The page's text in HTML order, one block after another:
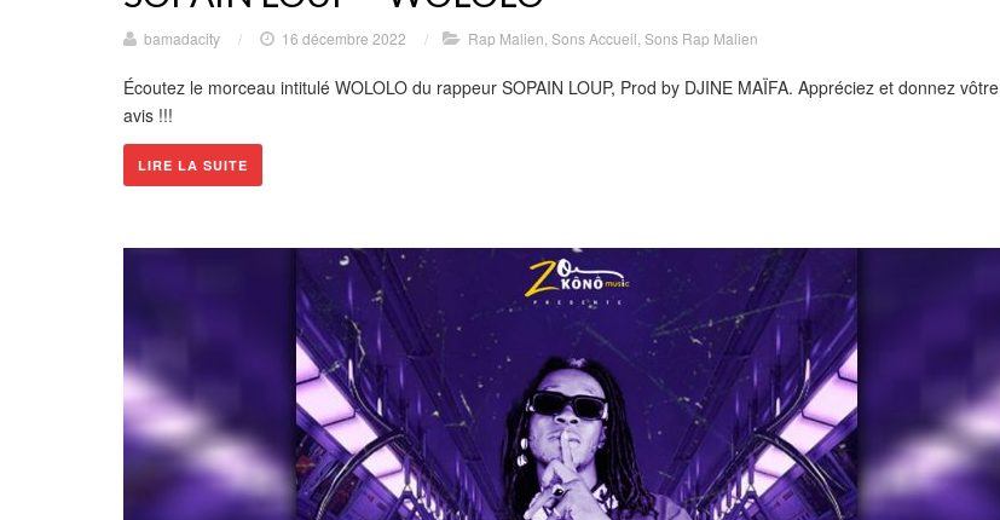
bamadacity / 16 décembre 2022 / Rap Malien Sons Accueil Sons Rap Malien
Écoutez le morceau intitulé WOLOLO du rappeur SOPAIN LOUP, Prod by DJINE MAÏFA. Appréciez et donnez vôtre
avis !!!
LIRE LA SUITE